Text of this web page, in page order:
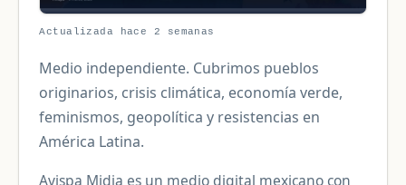
Actualizada hace 2 semanas
Medio independiente. Cubrimos pueblos
originarios, crisis climática, economía verde,
feminismos, geopolítica y resistencias en
América Latina.
Avispa Midia es un medio digital mexicano con